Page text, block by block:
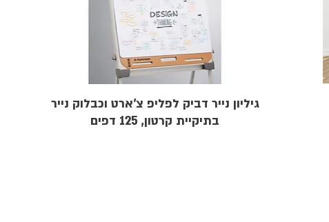
גיליון נייר דביק לפליפ צ'ארט וכבלוק נייר
בתיקיית קרטון, 125 דפים